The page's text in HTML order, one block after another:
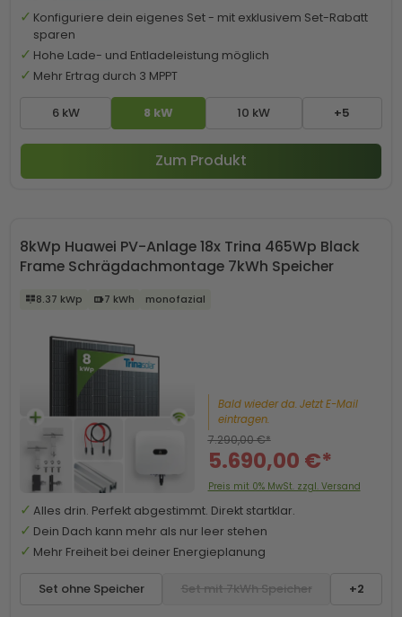
6 kW 8 kW 10 kW +5
Konfiguriere dein eigenes Set - mit exklusivem Set-Rabatt
sparen
Hohe Lade- und Entladeleistung möglich
Mehr Ertrag durch 3 MPPT
Zum Produkt
8kWp Huawei PV-Anlage 18x Trina 465Wp Black
Frame Schrägdachmontage 7kWh Speicher
8.37 kWp 7 kWh monofazial
Set ohne Speicher Set mit 7kWh Speicher +2
Bald wieder da. Jetzt E-Mail
eintragen.
5.690,00 €*
7.290,00 €*
Preis mit 0% MwSt. zzgl. Versand
Alles drin. Perfekt abgestimmt. Direkt startklar.
Dein Dach kann mehr als nur leer stehen
Mehr Freiheit bei deiner Energieplanung